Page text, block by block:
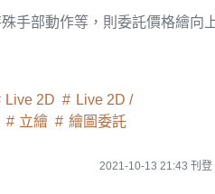
手部動作等，則委託價格繪向
Live 2D
Live 2D /
立繪 繪圖委託
2021-10-13 21:43 刊登